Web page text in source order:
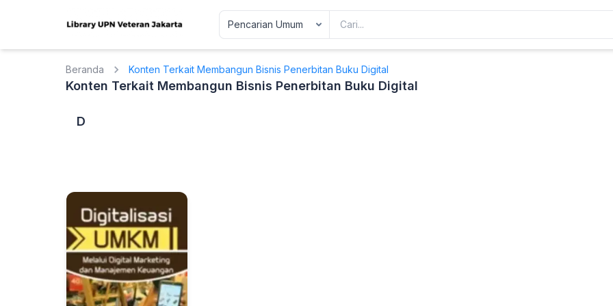
Beranda Konten Terkait Membangun Bisnis Penerbitan Buku Digital
Konten Terkait Membangun Bisnis Penerbitan Buku Digital
D